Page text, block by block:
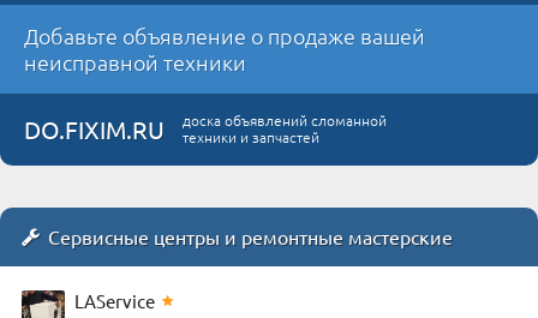
Добавьте объявление о продаже вашей
неисправной техники
DO.FIXIM.RU
доска объявлений сломанной
техники и запчастей
Сервисные центры и ремонтные мастерские
LAService